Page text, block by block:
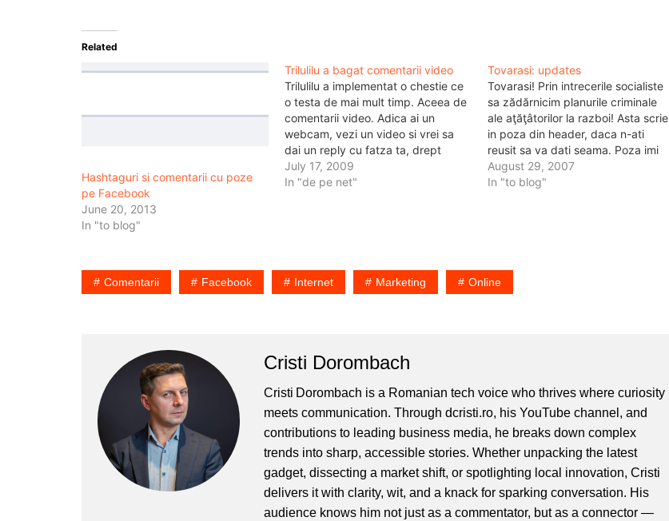
Related
Hashtaguri si comentarii cu poze
pe Facebook
June 20, 2013
In "to blog"
Trilulilu a bagat comentarii video
Trilulilu a implementat o chestie ce
o testa de mai mult timp. Aceea de
comentarii video. Adica ai un
webcam, vezi un video si vrei sa
dai un reply cu fatza ta, drept
urmare poftim comentariu video la
materialul pe care tocmai l-ai vazut.
July 17, 2009
In "de pe net"
Tovarasi: updates
Tovarasi! Prin intrecerile socialiste
sa zădărnicim planurile criminale
ale aţăţâtorilor la razboi! Asta scrie
in poza din header, daca n-ati
reusit sa va dati seama. Poza imi
apartine, iar lucrurile, sunt pe
undeva pe aici. Produse
August 29, 2007
In "to blog"
Comentarii Facebook Internet Marketing Online
Cristi Dorombach
Cristi Dorombach is a Romanian tech voice who thrives where curiosity
meets communication. Through dcristi.ro, his YouTube channel, and
contributions to leading business media, he breaks down complex
trends into sharp, accessible stories. Whether unpacking the latest
gadget, dissecting a market shift, or spotlighting local innovation, Cristi
delivers it with clarity, wit, and a knack for sparking conversation. His
audience knows him not just as a commentator, but as a connector —